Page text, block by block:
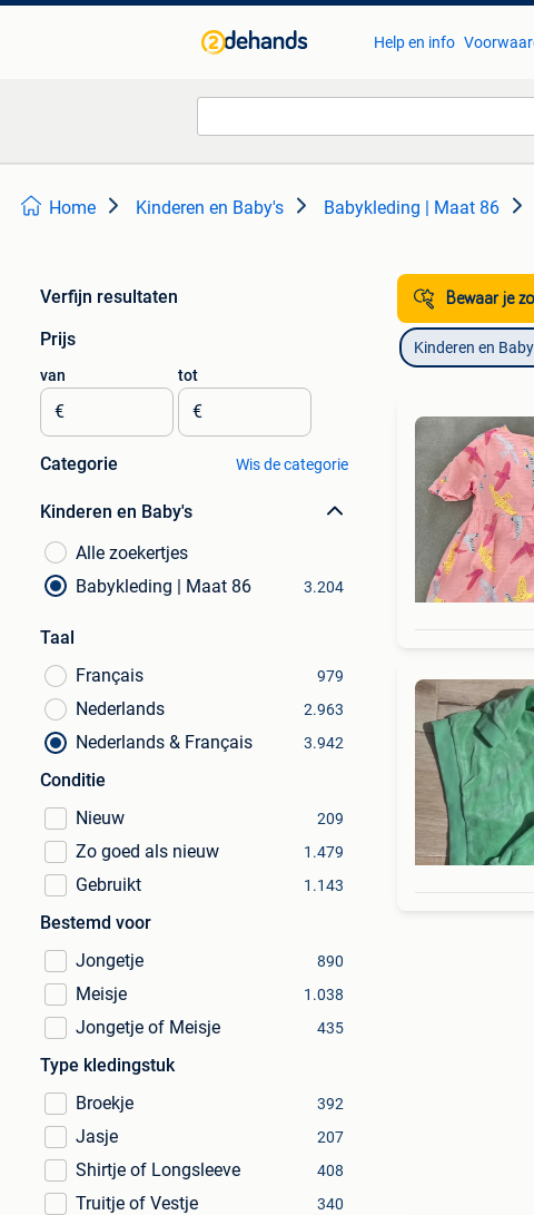
Help en info
Home Kinderen en Baby's Babykleding | Maat 86
Verfijn resultaten
Prijs
van
€
tot
€
Categorie Wis de categorie
Kinderen en Baby's
Alle zoekertjes
Babykleding | Maat 86
3.204
Taal
Français
979
Nederlands 2.963
Nederlands & Français 3.942
Conditie
Nieuw
209
Zo goed als nieuw 1.479
Gebruikt 1.143
Bestemd voor
Jongetje
890
Meisje 1.038
Jongetje of Meisje 435
Type kledingstuk
Broekje
392
Jasje 207
Shirtje of Longsleeve 408
Truitje of Vestje 340
Bewaar je
Kinderen en